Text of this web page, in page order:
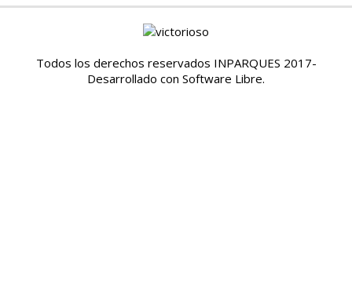
Todos los derechos reservados INPARQUES 2017-
Desarrollado con Software Libre.